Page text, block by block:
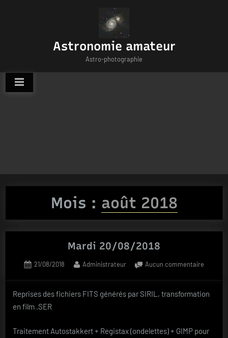
Astronomie amateur
Astro-photographie
Mois : août 2018
Mardi 20/08/2018
Posted
21/08/2018 By
Administrateur Aucun commentaire
Blog
Reprises des fichiers FITS générés par SIRIL, transformation
en film .SER
Traitement Autostakkert + Registax (ondelettes) + GIMP pour